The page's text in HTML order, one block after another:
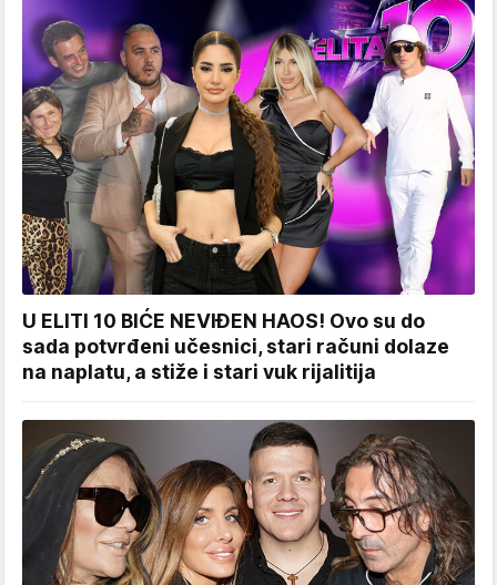
U ELITI 10 BIĆE NEVIĐEN HAOS! Ovo su do
sada potvrđeni učesnici, stari računi dolaze
na naplatu, a stiže i stari vuk rijalitija